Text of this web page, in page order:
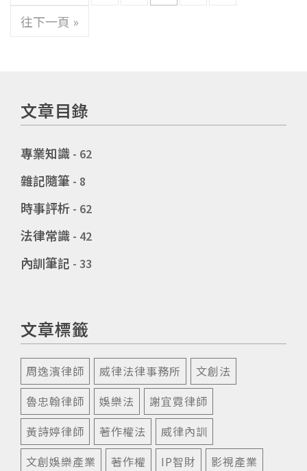
往下一頁 »
文章目錄
專業知識 - 62
雜記隨筆 - 8
時事評析 - 62
法律常識 - 42
內訓筆記 - 33
文章標籤
周逸濱律師 威律法律事務所
文創法
魯忠翰律師
娛樂法
謝宜霓律師
黃詩婷律師
著作權法
威律內訓
文創娛樂產業
著作權 IP智財
影視產業